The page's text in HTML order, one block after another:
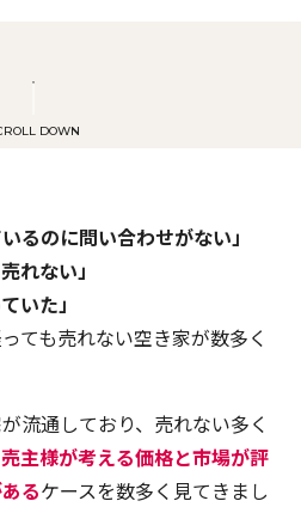
DOWN
るのに問い合わせがない」
れない」
いた」
ても売れない空き家が数多く
流通しており、売れない多く
売主様が考える価格と市場が評
るケースを数多く見てきまし